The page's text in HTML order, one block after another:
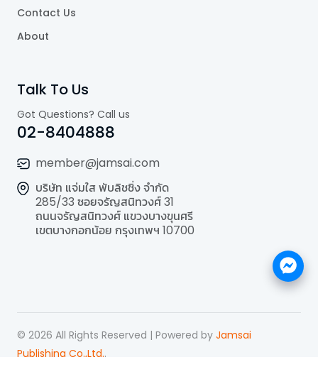
Contact Us
About
Talk To Us
Got Questions? Call us
02-8404888
member@jamsai.com
บริษัท แจ่มใส พับลิชชิ่ง จำกัด
285/33 ซอยจรัญสนิทวงศ์ 31
ถนนจรัญสนิทวงศ์ แขวงบางขุนศรี
เขตบางกอกน้อย กรุงเทพฯ 10700
© 2026 All Rights Reserved | Powered by Jamsai
Publishing Co.,Ltd..